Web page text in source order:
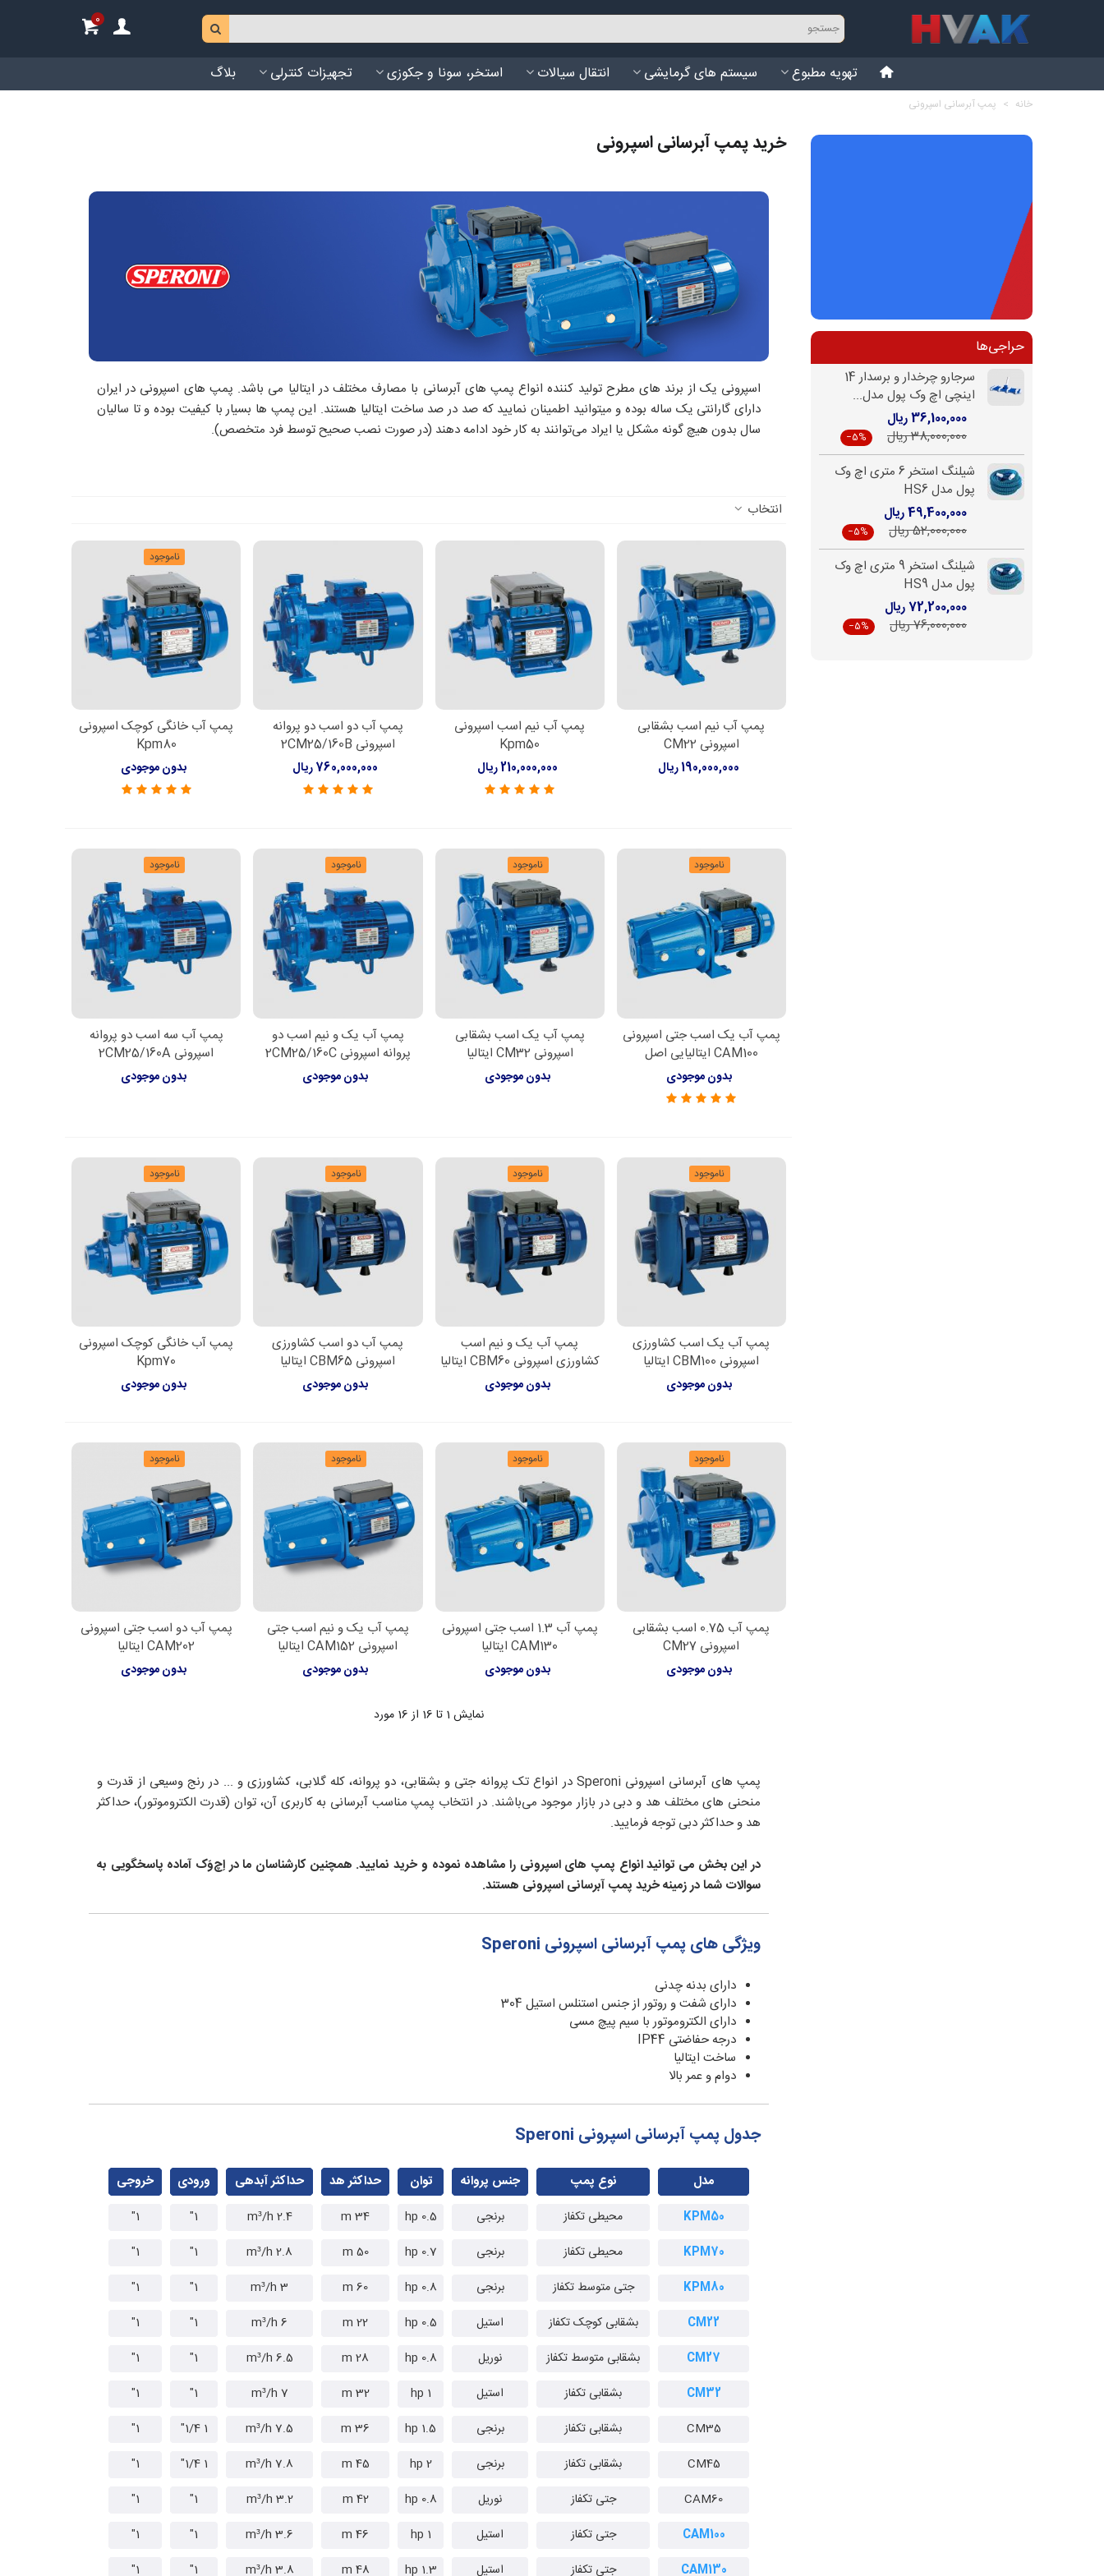
0
تهویه مطبوع سیستم های گرمایشی انتقال سیالات استخر، سونا و جکوزی تجهیزات کنترلی بلاگ
خانه > پمپ آبرسانی اسپرونی
حراجی‌ها
سرجارو چرخدار و برسدار 14
اینچی اچ وک پول مدل...
36,100,000 ریال
38,000,000 ریال
‎−5%
شیلنگ استخر 6 متری اچ وک
پول مدل HS6
49,400,000 ریال
52,000,000 ریال
‎−5%
شیلنگ استخر 9 متری اچ وک
پول مدل HS9
72,200,000 ریال
76,000,000 ریال
‎−5%
خرید پمپ آبرسانی اسپرونی
اسپرونی یک از برند های مطرح تولید کننده انواع پمپ های آبرسانی با مصارف مختلف در ایتالیا می باشد. پمپ های اسپرونی در ایران
دارای گارانتی یک ساله بوده و میتوانید اطمینان نمایید که صد در صد ساخت ایتالیا هستند. این پمپ ها بسیار با کیفیت بوده و تا سالیان
سال بدون هیچ گونه مشکل یا ایراد می‌توانند به کار خود ادامه دهند (در صورت نصب صحیح توسط فرد متخصص).
انتخاب
اطلاعات بیشتر
پمپ آب نیم اسب بشقابی
اسپرونی CM22
190,000,000 ریال
اطلاعات بیشتر
پمپ آب نیم اسب اسپرونی
Kpm50
210,000,000 ریال
افزودن به سبد خرید
پمپ آب دو اسب دو پروانه
اسپرونی 2CM25/160B
760,000,000 ریال
ناموجود
اطلاعات بیشتر
پمپ آب خانگی کوچک اسپرونی
Kpm80
بدون موجودی
ناموجود
اطلاعات بیشتر
پمپ آب یک اسب جتی اسپرونی
CAM100 ایتالیایی اصل
بدون موجودی
ناموجود
اطلاعات بیشتر
پمپ آب یک اسب بشقابی
اسپرونی CM32 ایتالیا
بدون موجودی
ناموجود
اطلاعات بیشتر
پمپ آب یک و نیم اسب دو
پروانه اسپرونی 2CM25/160C
بدون موجودی
ناموجود
اطلاعات بیشتر
پمپ آب سه اسب دو پروانه
اسپرونی 2CM25/160A
بدون موجودی
ناموجود
اطلاعات بیشتر
پمپ آب یک اسب کشاورزی
اسپرونی CBM100 ایتالیا
بدون موجودی
ناموجود
اطلاعات بیشتر
پمپ آب یک و نیم اسب
کشاورزی اسپرونی CBM60 ایتالیا
بدون موجودی
ناموجود
اطلاعات بیشتر
پمپ آب دو اسب کشاورزی
اسپرونی CBM65 ایتالیا
بدون موجودی
ناموجود
اطلاعات بیشتر
پمپ آب خانگی کوچک اسپرونی
Kpm70
بدون موجودی
ناموجود
اطلاعات بیشترپمپ آب 0.75 اسب بشقابی
اسپرونی CM27
بدون موجودی
ناموجود
اطلاعات بیشتر
پمپ آب 1.3 اسب جتی اسپرونی
CAM130 ایتالیا
بدون موجودی
ناموجود
اطلاعات بیشتر
پمپ آب یک و نیم اسب جتی
اسپرونی CAM152 ایتالیا
بدون موجودی
ناموجود
اطلاعات بیشتر
پمپ آب دو اسب جتی اسپرونی
CAM202 ایتالیا
بدون موجودی
نمایش 1 تا 16 از 16 مورد
پمپ های آبرسانی اسپرونی Speroni در انواع تک پروانه جتی و بشقابی، دو پروانه، کله گلابی، کشاورزی و ... در رنج وسیعی از قدرت و
منحنی های مختلف هد و دبی در بازار موجود می‌باشند. در انتخاب پمپ مناسب آبرسانی به کاربری آن، توان (قدرت الکتروموتور)، حداکثر
هد و حداکثر دبی توجه فرمایید.
در این بخش می توانید انواع پمپ های اسپرونی را مشاهده نموده و خرید نمایید. همچنین کارشناسان ما در اِچ‌وَک آماده پاسخگویی به
سوالات شما در زمینه خرید پمپ آبرسانی اسپرونی هستند.
ویژگی های پمپ آبرسانی اسپرونی Speroni
دارای بدنه چدنی
دارای شفت و روتور از جنس استنلس استیل 304
دارای الکتروموتور با سیم پیچ مسی
درجه حفاضتی IP44
ساخت ایتالیا
دوام و عمر بالا
جدول پمپ آبرسانی اسپرونی Speroni
مدل نوع پمپ جنس پروانه توان حداکثر هد حداکثر آبدهی ورودی خروجی
KPM50 محیطی تکفاز برنجی 0.5 hp
34 m
2.4 m³/h
1"
1"
KPM70
محیطی تکفاز برنجی 0.7 hp
50 m
2.8 m³/h
1"
1"
KPM80
جتی متوسط تکفاز برنجی 0.8 hp
60 m
3 m³/h
1"
1"
CM22
بشقابی کوچک تکفاز استیل 0.5 hp
22 m
6 m³/h
1"
1"
CM27
بشقابی متوسط تکفاز نوریل 0.8 hp
28 m
6.5 m³/h
1"
1"
CM32
بشقابی تکفاز استیل 1 hp
32 m
7 m³/h
1"
1"
CM35
بشقابی تکفاز برنجی 1.5 hp
36 m
7.5 m³/h
1 1/4"
1"
CM45
بشقابی تکفاز برنجی 2 hp
45 m
7.8 m³/h
1 1/4"
1"
CAM60
جتی تکفاز نوریل 0.8 hp
42 m
3.2 m³/h
1"
1"
CAM100
جتی تکفاز استیل 1 hp
46 m
3.6 m³/h
1"
1"
CAM130
جتی تکفاز استیل 1.3 hp
48 m
3.8 m³/h
1"
1"